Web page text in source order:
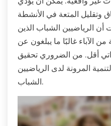
وتقليل المتعة في الأنشطة
أن الرياضيين الشباب الذين
الآباء غالبًا ما يبلغون عن
أقل. من الضروري تحقيق
المرونة لدى الرياضيين
الشباب.